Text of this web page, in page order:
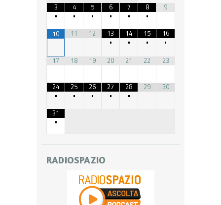
3
•
4
•
5
•
6
•
7
•
8
•
9
10 11 12
13
•
14
•
15
•
16
•
17
18 19 20 21 22 23
24
•
25
•
26
•
27
•
28
•
29 30
31
•
RADIOSPAZIO